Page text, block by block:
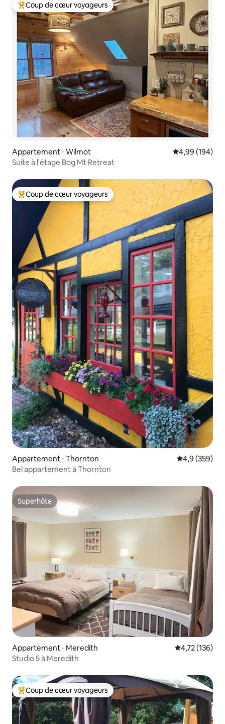
Coups de cœur voyageurs les plus appréciés
Coup de cœur voyageurs
Appartement ⋅ Wilmot Évaluation
4,99 (194)
Suite à l'étage Bog Mt Retreat
Coups de cœur voyageurs les plus appréciés
Coup de cœur voyageurs
Appartement ⋅ Thornton Évaluation
4,9 (359)
Bel appartement à Thornton
Superhôte
Superhôte
Appartement ⋅ Meredith Évaluation
4,72 (136)
Studio 5 à Meredith
Coups de cœur voyageurs les plus appréciés
Coup de cœur voyageurs